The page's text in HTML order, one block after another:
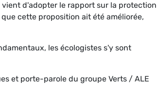
d'adopter le rapport sur la protection
cette proposition ait été améliorée,
les écologistes s'y sont
et porte-parole du groupe Verts / ALE